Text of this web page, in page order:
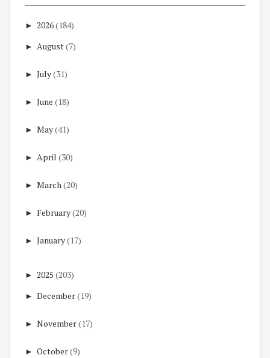
► 2026(184)
► August(7)
► July(31)
► June (18)
► May(41)
► April (30)
► March(20)
► February(20)
► January(17)
► 2025 (203)
► December(19)
► November(17)
► October(9)